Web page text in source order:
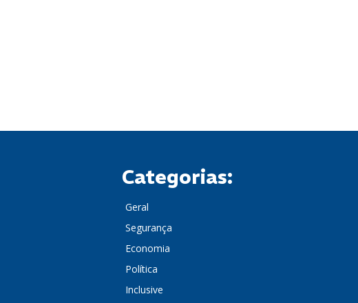
Categorias:
Geral
Segurança
Economia
Política
Inclusive